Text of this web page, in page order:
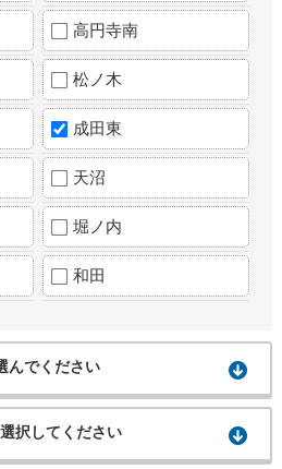
高円寺南
松ノ木
成田東
天沼
堀ノ内
和田
んでください
択してください